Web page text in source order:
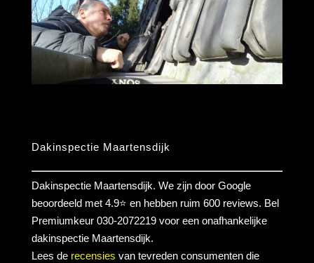
Dakinspectie Maartensdijk
Dakinspectie Maartensdijk. We zijn door Google
beoordeeld met 4.9⭐ en hebben ruim 600 reviews. Bel
Premiumkeur 030-2072219 voor een onafhankelijke
dakinspectie Maartensdijk.
Lees de recensies van tevreden consumenten die